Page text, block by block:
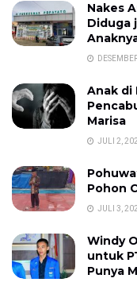
Nakes
Diduga
Anak di
Marisa
JULI 2,
Pohon
JULI 3,
Windy
untuk
Punya